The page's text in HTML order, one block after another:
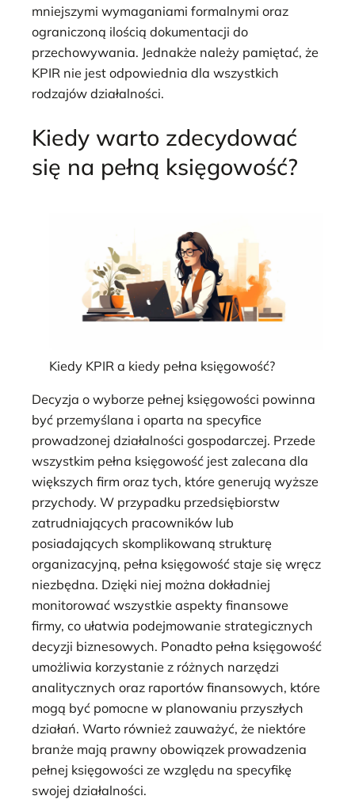
mniejszymi wymaganiami formalnymi oraz
ograniczoną ilością dokumentacji do
przechowywania. Jednakże należy pamiętać, że
KPIR nie jest odpowiednia dla wszystkich
rodzajów działalności.
Kiedy warto zdecydować
się na pełną księgowość?
Kiedy KPIR a kiedy pełna księgowość?
Decyzja o wyborze pełnej księgowości powinna
być przemyślana i oparta na specyfice
prowadzonej działalności gospodarczej. Przede
wszystkim pełna księgowość jest zalecana dla
większych firm oraz tych, które generują wyższe
przychody. W przypadku przedsiębiorstw
zatrudniających pracowników lub
posiadających skomplikowaną strukturę
organizacyjną, pełna księgowość staje się wręcz
niezbędna. Dzięki niej można dokładniej
monitorować wszystkie aspekty finansowe
firmy, co ułatwia podejmowanie strategicznych
decyzji biznesowych. Ponadto pełna księgowość
umożliwia korzystanie z różnych narzędzi
analitycznych oraz raportów finansowych, które
mogą być pomocne w planowaniu przyszłych
działań. Warto również zauważyć, że niektóre
branże mają prawny obowiązek prowadzenia
pełnej księgowości ze względu na specyfikę
swojej działalności.